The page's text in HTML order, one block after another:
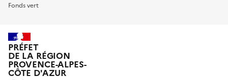
Fonds vert
PRÉFET
DE LA RÉGION
PROVENCE-ALPES-
CÔTE D'AZUR